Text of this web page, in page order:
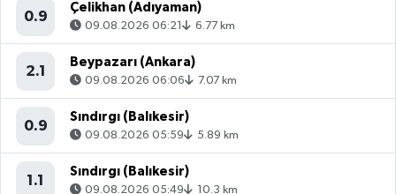
0.9
Çelikhan (Adıyaman)
09.08.2026 06:21 6.77 km
2.1
Beypazarı (Ankara)
09.08.2026 06:06 7.07 km
0.9
Sındırgı (Balıkesir)
09.08.2026 05:59 5.89 km
1.1
Sındırgı (Balıkesir)
09.08.2026 05:49 10.3 km